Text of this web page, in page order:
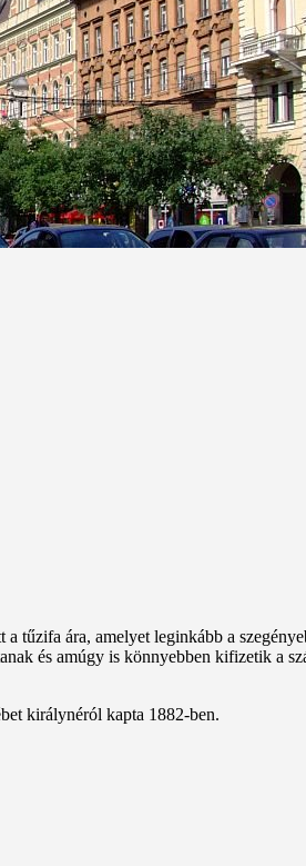
tűzifa ára, amelyet leginkább a
és amúgy is könnyebben kifizetik a
királynéról kapta 1882-ben.